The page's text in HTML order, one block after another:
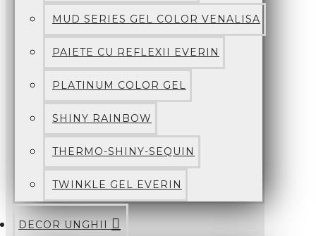
MUD SERIES GEL COLOR VENALISA
PAIETE CU REFLEXII EVERIN
PLATINUM COLOR GEL
SHINY RAINBOW
THERMO-SHINY-SEQUIN
TWINKLE GEL EVERIN
DECOR UNGHII